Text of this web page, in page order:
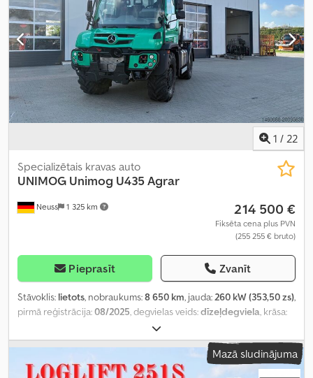
1 / 22
Neuss 1 325 km
Specializētais kravas auto
UNIMOG Unimog U435 Agrar
214 500 €
Fiksēta cena plus PVN
(255 255 € bruto)
Pieprasīt Zvanīt
Stāvoklis: lietots, nobraukums:8 650 km, jauda:260 kW (353,50 zs),
pirmā reģistrācija:08/2025, degvielas veids:dīzeļdegviela, krāsa:
daļēji automātisks
Aprīkojums:pilnpiedziņa,
Mazā sludinājuma